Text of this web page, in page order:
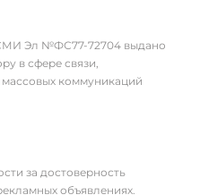
Эл №ФС77-72704 выдано
в сфере связи,
коммуникаций
за достоверность
объявлениях.